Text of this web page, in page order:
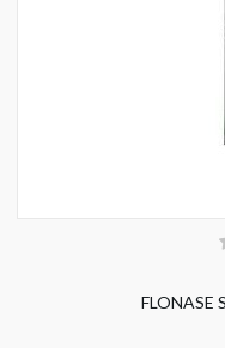
FLONASE